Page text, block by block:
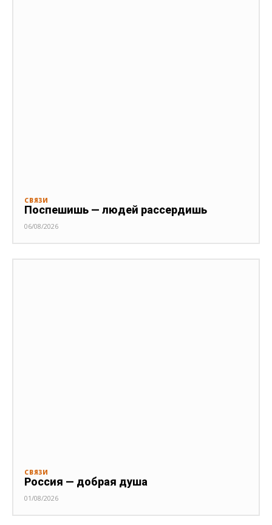
СВЯЗИ
Поспешишь — людей рассердишь
06/08/2026
СВЯЗИ
Россия — добрая душа
01/08/2026